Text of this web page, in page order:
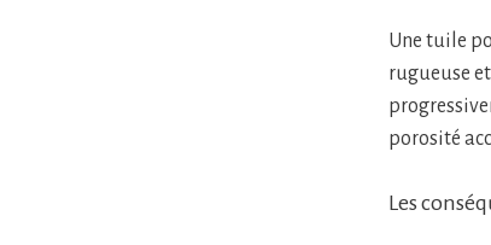
Une tuile
rugueuse
porosité
Les